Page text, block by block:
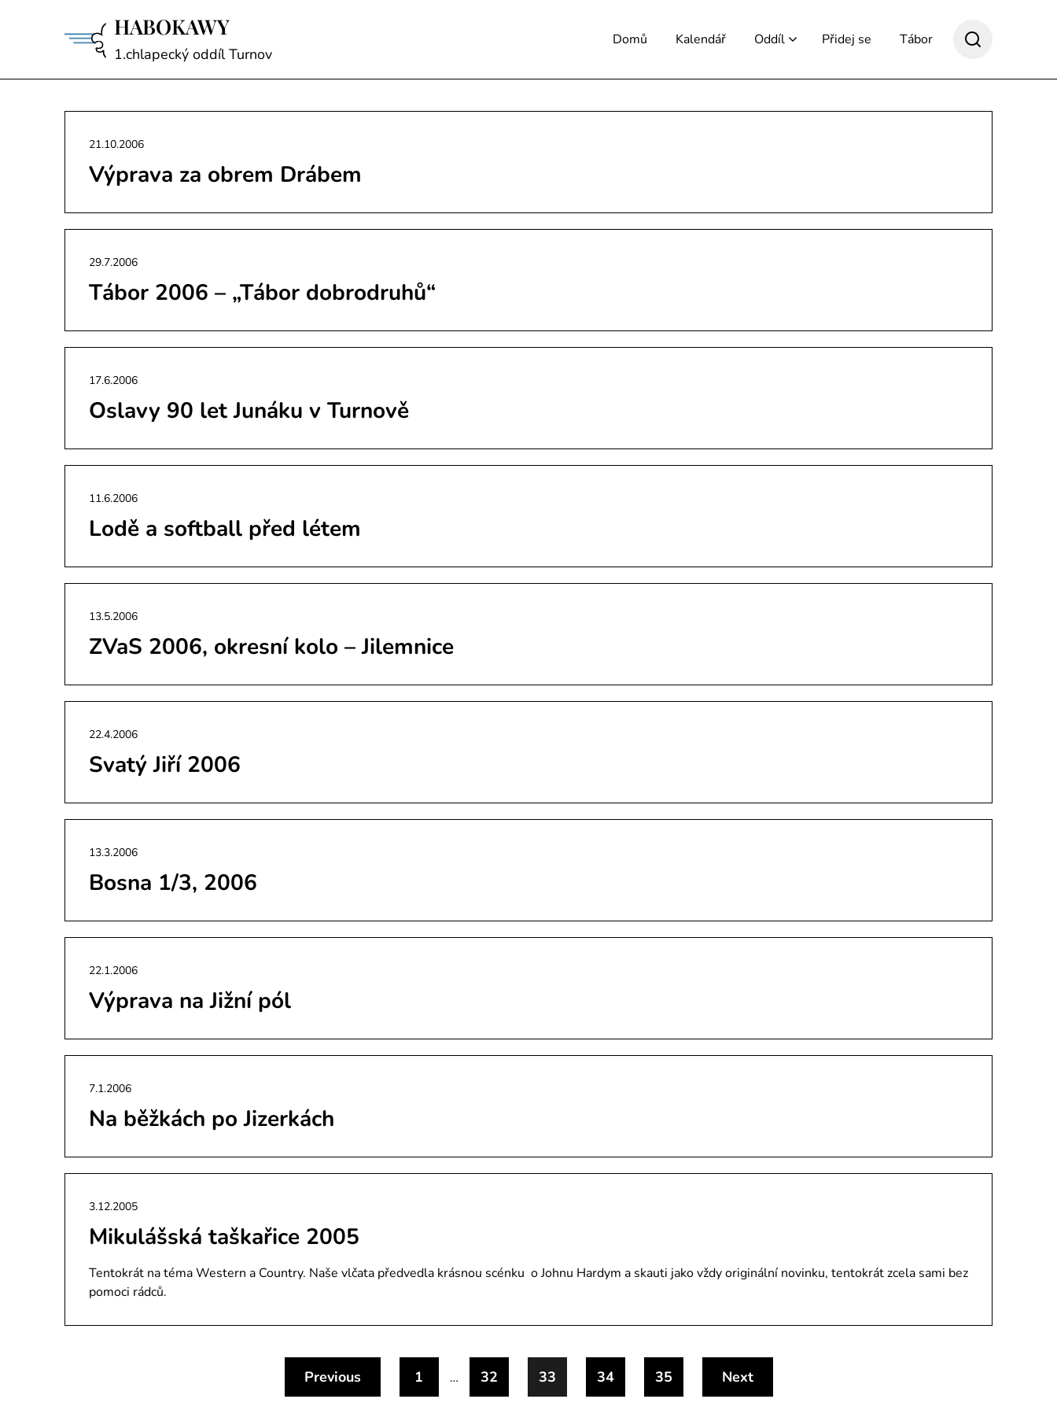
HABOKAWY
1.chlapecký oddíl Turnov
Domů Kalendář Oddíl Přidej se Tábor
Výprava za obrem Drábem
21.10.2006
Tábor 2006 – „Tábor dobrodruhů“
29.7.2006
Oslavy 90 let Junáku v Turnově
17.6.2006
Lodě a softball před létem
11.6.2006
ZVaS 2006, okresní kolo – Jilemnice
13.5.2006
Svatý Jiří 2006
22.4.2006
Bosna 1/3, 2006
13.3.2006
Výprava na Jižní pól
22.1.2006
Na běžkách po Jizerkách
7.1.2006
Mikulášská taškařice 2005
3.12.2005
Tentokrát na téma Western a Country. Naše vlčata předvedla krásnou scénku o Johnu Hardym a skauti jako vždy originální novinku, tentokrát zcela sami bez
pomoci rádců.
Previous 1 … 32 33 34 35 Next